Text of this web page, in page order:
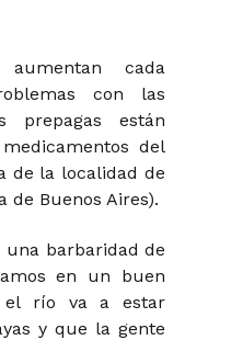
aumentan cada
con las
prepagas están
del
de la localidad de
de Buenos Aires).
una barbaridad de
en un buen
el río va a estar
y que la gente